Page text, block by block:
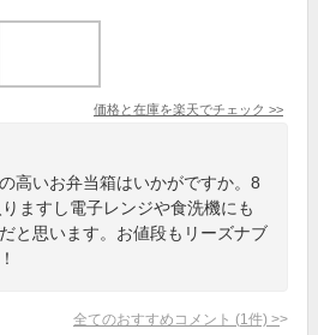
価格と在庫を楽天でチェック >>
高いお弁当箱はいかがですか。8
ますし電子レンジや食洗機にも
と思います。お値段もリーズナブ
全てのおすすめコメント (1 件) >